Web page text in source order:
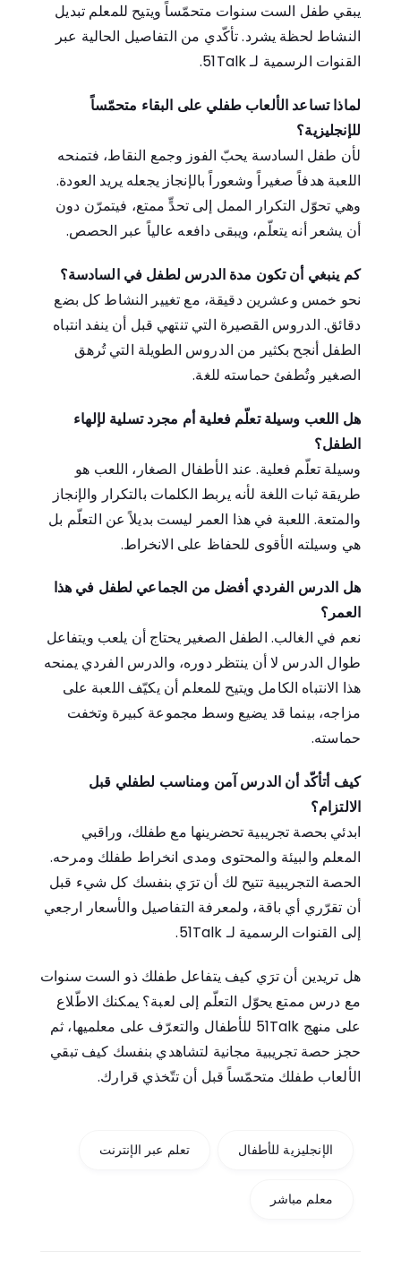
يبقي طفل الست سنوات متحمّساً ويتيح للمعلم تبديل
النشاط لحظة يشرد. تأكّدي من التفاصيل الحالية عبر
القنوات الرسمية لـ 51Talk.
لماذا تساعد الألعاب طفلي على البقاء متحمّساً
للإنجليزية؟
لأن طفل السادسة يحبّ الفوز وجمع النقاط، فتمنحه
اللعبة هدفاً صغيراً وشعوراً بالإنجاز يجعله يريد العودة.
وهي تحوّل التكرار الممل إلى تحدٍّ ممتع، فيتمرّن دون
أن يشعر أنه يتعلّم، ويبقى دافعه عالياً عبر الحصص.
كم ينبغي أن تكون مدة الدرس لطفل في السادسة؟
نحو خمس وعشرين دقيقة، مع تغيير النشاط كل بضع
دقائق. الدروس القصيرة التي تنتهي قبل أن ينفد انتباه
الطفل أنجح بكثير من الدروس الطويلة التي تُرهق
الصغير وتُطفئ حماسته للغة.
هل اللعب وسيلة تعلّم فعلية أم مجرد تسلية لإلهاء
الطفل؟
وسيلة تعلّم فعلية. عند الأطفال الصغار، اللعب هو
طريقة ثبات اللغة لأنه يربط الكلمات بالتكرار والإنجاز
والمتعة. اللعبة في هذا العمر ليست بديلاً عن التعلّم بل
هي وسيلته الأقوى للحفاظ على الانخراط.
هل الدرس الفردي أفضل من الجماعي لطفل في هذا
العمر؟
نعم في الغالب. الطفل الصغير يحتاج أن يلعب ويتفاعل
طوال الدرس لا أن ينتظر دوره، والدرس الفردي يمنحه
هذا الانتباه الكامل ويتيح للمعلم أن يكيّف اللعبة على
مزاجه، بينما قد يضيع وسط مجموعة كبيرة وتخفت
حماسته.
كيف أتأكّد أن الدرس آمن ومناسب لطفلي قبل
الالتزام؟
ابدئي بحصة تجريبية تحضرينها مع طفلك، وراقبي
المعلم والبيئة والمحتوى ومدى انخراط طفلك ومرحه.
الحصة التجريبية تتيح لك أن ترَي بنفسك كل شيء قبل
أن تقرّري أي باقة، ولمعرفة التفاصيل والأسعار ارجعي
إلى القنوات الرسمية لـ 51Talk.
هل تريدين أن ترَي كيف يتفاعل طفلك ذو الست سنوات
مع درس ممتع يحوّل التعلّم إلى لعبة؟ يمكنك الاطّلاع
على منهج 51Talk للأطفال
والتعرّف على معلميها، ثم
حجز حصة تجريبية مجانية لتشاهدي بنفسك كيف تبقي
الألعاب طفلك متحمّساً قبل أن تتّخذي قرارك.
الإنجليزية للأطفال تعلم عبر الإنترنت
معلم مباشر